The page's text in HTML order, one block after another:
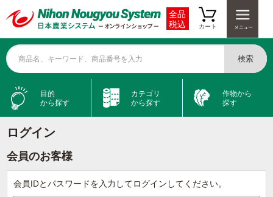
全品
税込
カート
商品名、キーワード、商品番号を入力 検索
目的
から探す
カテゴリ
から探す
作物から
探す
ログイン
会員のお客様
会員IDとパスワードを入力してログインしてください。